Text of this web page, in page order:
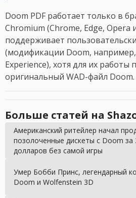
Doom PDF работает только в
Chromium (Chrome, Edge, Opera
поддерживает
(модификации Doom,
Experience), хотя для их работы
оригинальный WAD-файл Doom.
Больше статей на
Американский ритейлер начал
позолоченные дискеты с Doom за
долларов без самой игры
Умер Бобби Принс, легендарный
Doom и Wolfenstein 3D